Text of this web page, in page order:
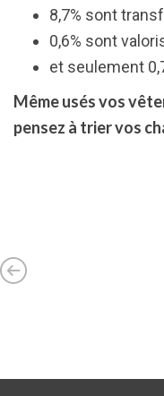
8,7% sont
0,6% sont
et seulement
Même usés vos
pensez à trier vos